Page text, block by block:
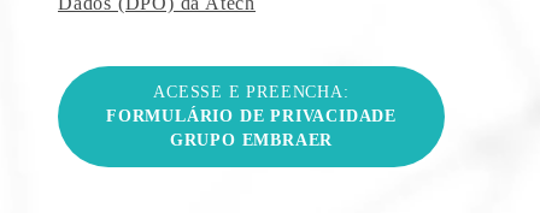
ACESSE E PREENCHA:
FORMULÁRIO DE PRIVACIDADE
GRUPO EMBRAER